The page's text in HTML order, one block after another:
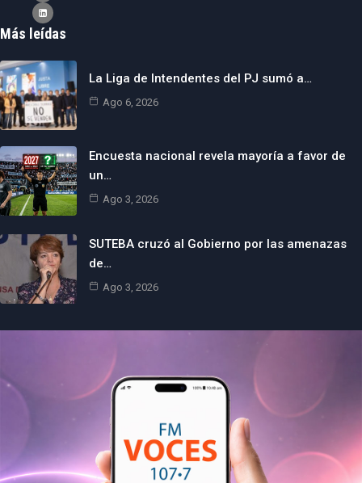
Más leídas
La Liga de Intendentes del PJ sumó a…
Ago 6, 2026
Encuesta nacional revela mayoría a favor de
un…
Ago 3, 2026
SUTEBA cruzó al Gobierno por las amenazas
de…
Ago 3, 2026